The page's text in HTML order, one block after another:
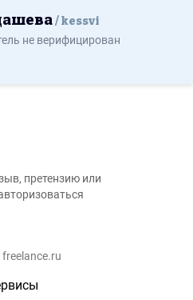
kessvi
не верифицирован
претензию или